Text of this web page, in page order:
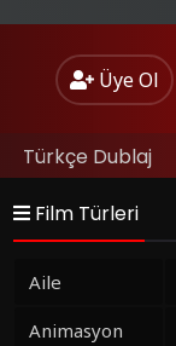
Üye Ol
Türkçe Dublaj
Film Türleri
Aile
Animasyon